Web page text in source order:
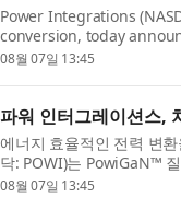
Power Integrations
conversion, today
exceeding the voltage
08월 07일 13:45
파워 인터그레이션스,
에너지 효율적인 전력 변
닥: POWI)는 PowiGaN™
술의 전압 성능을 훨씬 뛰어
08월 07일 13:45